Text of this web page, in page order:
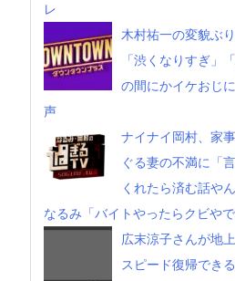
レ
木村祐一の変貌ぶ
「渋くなりすぎ」
の間にかイケおじ
声
ナイナイ岡村、家
ぐる妻の不満に「
くれたら済む話や
なるみ「バイトやったらクビやで
広末涼子さんが地
スピード復帰でき